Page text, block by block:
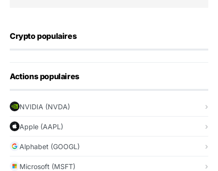
Crypto populaires
Actions populaires
NVIDIA (NVDA)
Apple (AAPL)
Alphabet (GOOGL)
Microsoft (MSFT)